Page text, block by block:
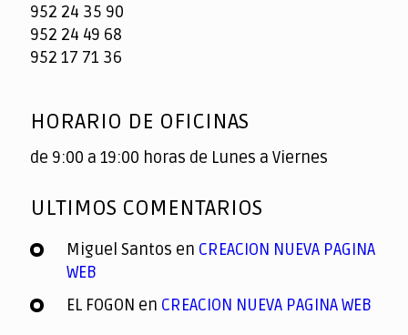
952 24 35 90
952 24 49 68
952 17 71 36
HORARIO DE OFICINAS
de 9:00 a 19:00 horas de Lunes a Viernes
ULTIMOS COMENTARIOS
Miguel Santos en CREACION NUEVA PAGINA
WEB
EL FOGON en CREACION NUEVA PAGINA WEB